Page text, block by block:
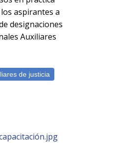
aspirantes a
designaciones
Auxiliares